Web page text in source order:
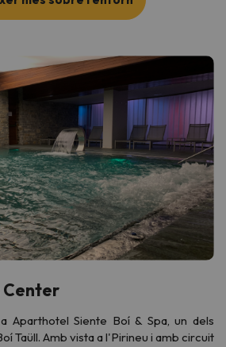
Center
Aparthotel Siente Boí & Spa, un dels
Taüll. Amb vista a l'Pirineu i amb circuit